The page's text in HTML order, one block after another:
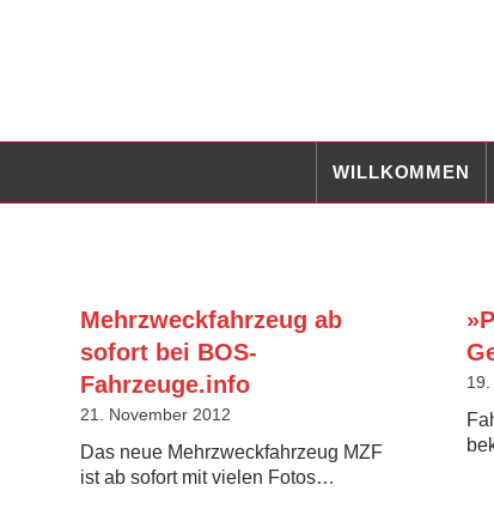
WILLKOMMEN
Mehrzweckfahrzeug ab
sofort bei BOS-
Fahrzeuge.info
21. November 2012
Das neue Mehrzweckfahrzeug MZF
ist ab sofort mit vielen Fotos…